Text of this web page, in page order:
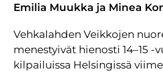
Emilia Muukka ja Minea
Vehkalahden Veikkojen
menestyivät hienosti 14–15 -
kilpailuissa Helsingissä